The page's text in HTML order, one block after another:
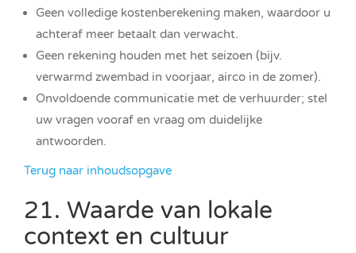
Geen volledige kostenberekening maken, waardoor u
achteraf meer betaalt dan verwacht.
Geen rekening houden met het seizoen (bijv.
verwarmd zwembad in voorjaar, airco in de zomer).
Onvoldoende communicatie met de verhuurder; stel
uw vragen vooraf en vraag om duidelijke
antwoorden.
Terug naar inhoudsopgave
21. Waarde van lokale
context en cultuur